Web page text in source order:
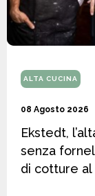
ALTA CUCINA
08 Agosto 2026
Ekstedt,
senza
di cotture al